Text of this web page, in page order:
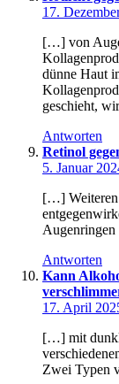
17.
[…] von
dünne Haut
geschieht,
Antworten
Retinol
5. Januar
[…] Weiteren
Antworten
Kann
17. April
[…] mit
Zwei Typen